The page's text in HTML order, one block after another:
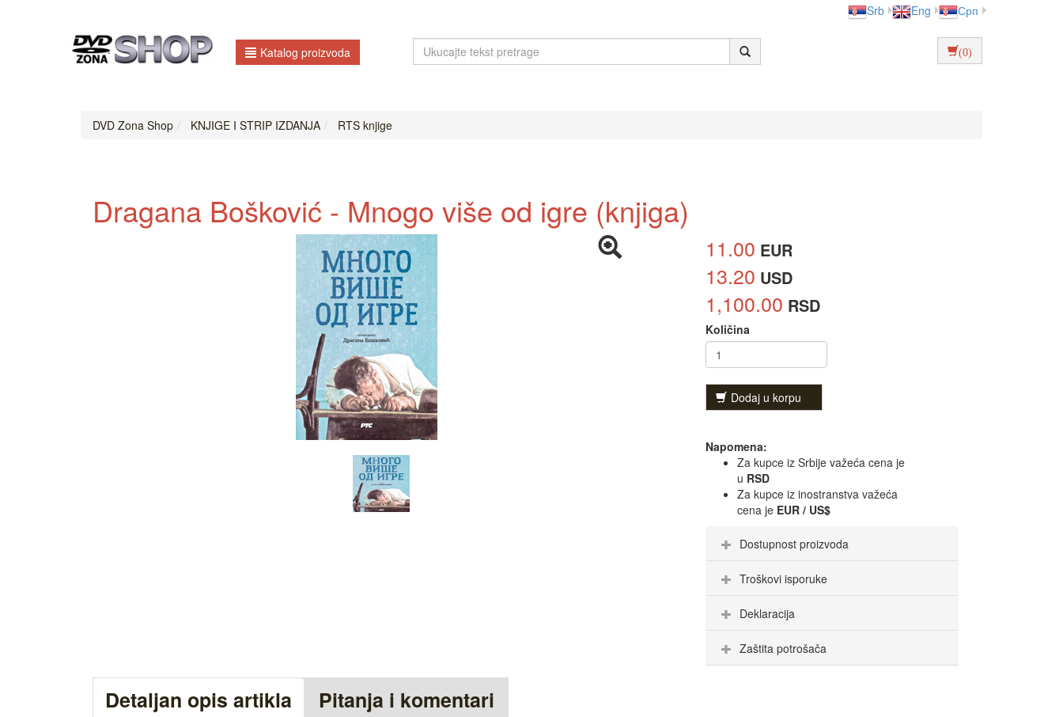
Srb Eng Срп
Katalog proizvoda (0)
DVD Zona Shop KNJIGE I STRIP IZDANJA RTS knjige
Dragana Bošković - Mnogo više od igre (knjiga)
11.00 EUR
13.20 USD
1,100.00 RSD
Količina
Dodaj u korpu
Napomena:
Za kupce iz Srbije važeća cena je
u RSD
Za kupce iz inostranstva važeća
cena je EUR / US$
Dostupnost proizvoda
Troškovi isporuke
Deklaracija
Zaštita potrošača
Detaljan opis artikla Pitanja i komentari